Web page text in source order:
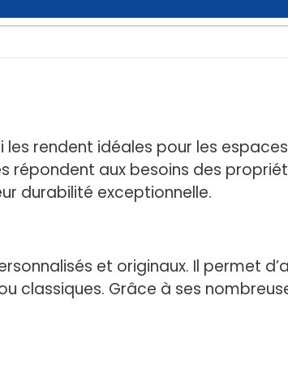
rendent idéales pour les espaces
répondent aux besoins des
durabilité exceptionnelle.
et originaux. Il permet
classiques. Grâce à ses